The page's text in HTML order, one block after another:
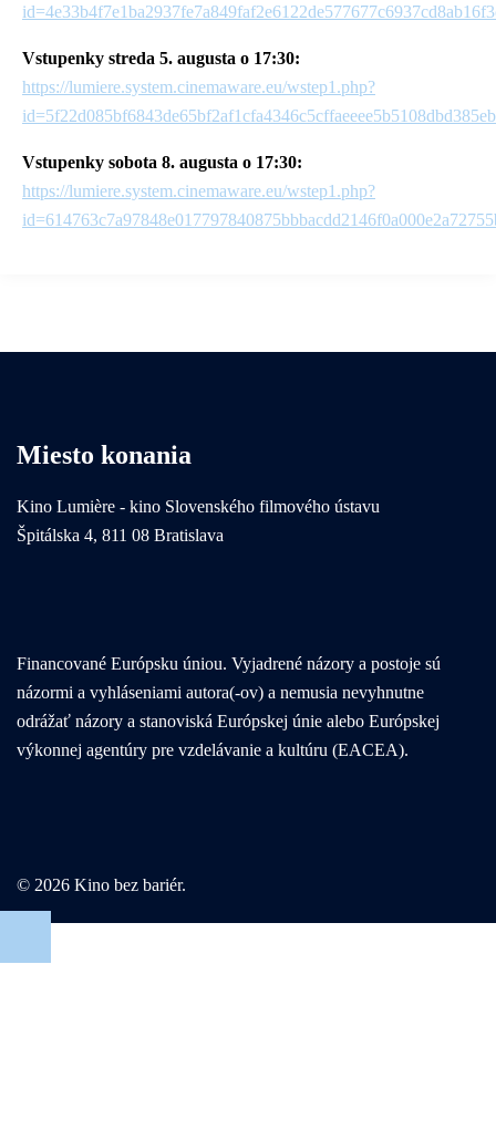
Vstupenky streda 5. augusta o 17:30:
https://lumiere.system.cinemaware.eu/wstep1.php?
Vstupenky sobota 8. augusta o 17:30:
https://lumiere.system.cinemaware.eu/wstep1.php?
Miesto konania
Kino Lumière - kino Slovenského filmového ústavu
Špitálska 4, 811 08 Bratislava
Financované Európsku úniou. Vyjadrené názory a postoje sú
názormi a vyhláseniami autora(-ov) a nemusia nevyhnutne
odrážať názory a stanoviská Európskej únie alebo Európskej
výkonnej agentúry pre vzdelávanie a kultúru (EACEA).
© 2026 Kino bez bariér.